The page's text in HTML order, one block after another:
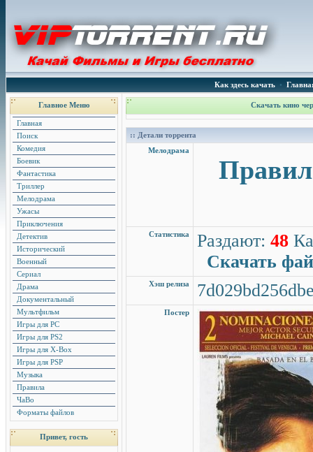
Как здесь качать•
Главное Меню
Главная
Поиск
Комедия
Боевик
Фантастика
Триллер
Мелодрама
Ужасы
Приключения
Детектив
Исторический
Военный
Сериал
Драма
Документальный
Мультфильм
Игры для PC
Игры для PS2
Игры для X-Box
Игры для PSP
Музыка
Правила
ЧаВо
Форматы файлов
Привет, гость
Скачать кино
:: Детали торрента
Мелодрама
Статистика Раздают: 48
Скачать
Хэш релиза
Постер